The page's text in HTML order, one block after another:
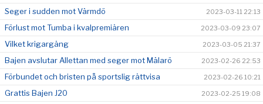
Seger i sudden mot Värmdö 2023-03-11 22:13
Förlust mot Tumba i kvalpremiären 2023-03-09 23:07
Vilket krigargäng 2023-03-05 21:37
Bajen avslutar Allettan med seger mot Mälarö 2023-02-26 22:53
Förbundet och bristen på sportslig rättvisa 2023-02-26 10:21
Grattis Bajen J20 2023-02-25 19:08